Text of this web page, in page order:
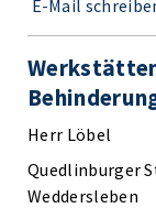
E-Mail
Herr Löbel
Quedlinburger
Weddersleben